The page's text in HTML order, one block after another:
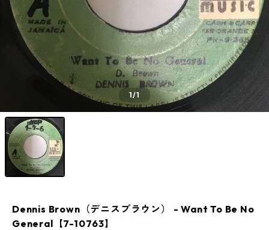
1/1
Dennis Brown（デニスブラウン） - Want To Be No
General【7-10763】